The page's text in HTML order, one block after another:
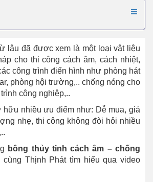
lâu đã được xem là một loại vật liệu
cho thi công cách âm, cách nhiệt,
công trình điển hình như phòng hát
phòng hội trường,.. chống nóng cho
công nghiệp,..
hữu nhiều ưu điểm như: Dễ mua, giá
nhẹ, thi công không đòi hỏi nhiều
bông thủy tinh cách âm – chống
cùng Thịnh Phát tìm hiểu qua video